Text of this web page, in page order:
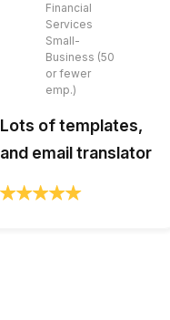
Financial
Services
Small-
Business (50
or fewer
emp.)
Lots of templates,
and email translator